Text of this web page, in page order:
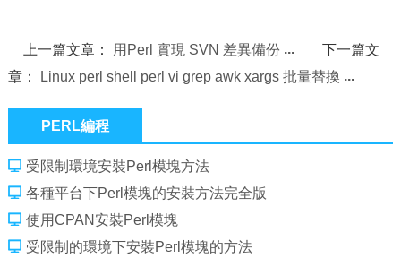
上一篇文章： 用Perl 實現 SVN 差異備份
下一篇文
章：
Linux perl shell perl vi grep awk xargs 批量替換
PERL編程
受限制環境安裝Perl模塊方法
各種平台下Perl模塊的安裝方法完全版
使用CPAN安裝Perl模塊
受限制的環境下安裝Perl模塊的方法